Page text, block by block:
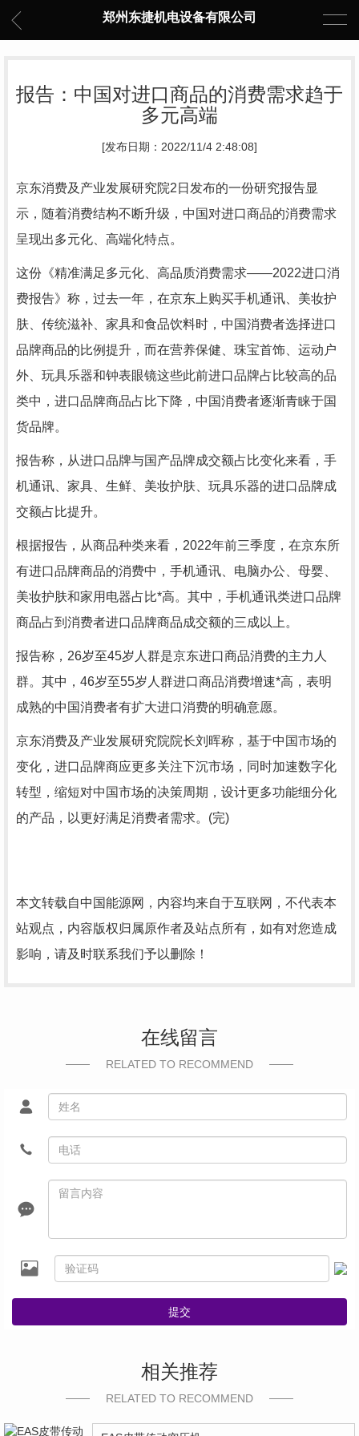
郑州东捷机电设备有限公司
报告：中国对进口商品的消费需求趋于
多元高端
[发布日期：2022/11/4 2:48:08]
京东消费及产业发展研究院2日发布的一份研究报告显
示，随着消费结构不断升级，中国对进口商品的消费需求
呈现出多元化、高端化特点。
这份《精准满足多元化、高品质消费需求——2022进口消
费报告》称，过去一年，在京东上购买手机通讯、美妆护
肤、传统滋补、家具和食品饮料时，中国消费者选择进口
品牌商品的比例提升，而在营养保健、珠宝首饰、运动户
外、玩具乐器和钟表眼镜这些此前进口品牌占比较高的品
类中，进口品牌商品占比下降，中国消费者逐渐青睐于国
货品牌。
报告称，从进口品牌与国产品牌成交额占比变化来看，手
机通讯、家具、生鲜、美妆护肤、玩具乐器的进口品牌成
交额占比提升。
根据报告，从商品种类来看，2022年前三季度，在京东所
有进口品牌商品的消费中，手机通讯、电脑办公、母婴、
美妆护肤和家用电器占比*高。其中，手机通讯类进口品牌
商品占到消费者进口品牌商品成交额的三成以上。
报告称，26岁至45岁人群是京东进口商品消费的主力人
群。其中，46岁至55岁人群进口商品消费增速*高，表明
成熟的中国消费者有扩大进口消费的明确意愿。
京东消费及产业发展研究院院长刘晖称，基于中国市场的
变化，进口品牌商应更多关注下沉市场，同时加速数字化
转型，缩短对中国市场的决策周期，设计更多功能细分化
的产品，以更好满足消费者需求。(完)
本文转载自中国能源网，内容均来自于互联网，不代表本
站观点，内容版权归属原作者及站点所有，如有对您造成
影响，请及时联系我们予以删除！
在线留言
RELATED TO RECOMMEND
提交
相关推荐
RELATED TO RECOMMEND